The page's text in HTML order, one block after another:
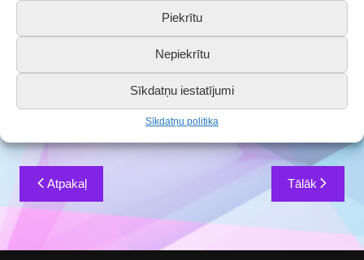
Piekrītu
Nepiekrītu
Sīkdatņu iestatījumi
Sīkdatņu politika
piedalījās tradicionālās muzicēšanas konkursa finālā
muzikantu pulks. Katrs centās parādīt savu labāko
sniegumu. Tā kā “Luste” piedalījās pirmo reizi, tad
bija satraukušies. Sniegums tika novērtēts ar 23
punktiem -2 pakāpe.
Paldies skolotājai Maritai Kudiņai
Ziņu
izvēlne
Atpakaļ Tālāk